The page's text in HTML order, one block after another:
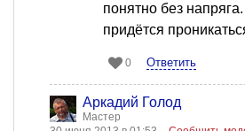
понятно без
придётся
0 Ответить
Аркадий Голод
Мастер